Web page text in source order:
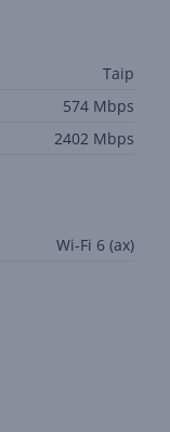
Taip
574 Mbps
2402 Mbps
Wi-Fi 6 (ax)